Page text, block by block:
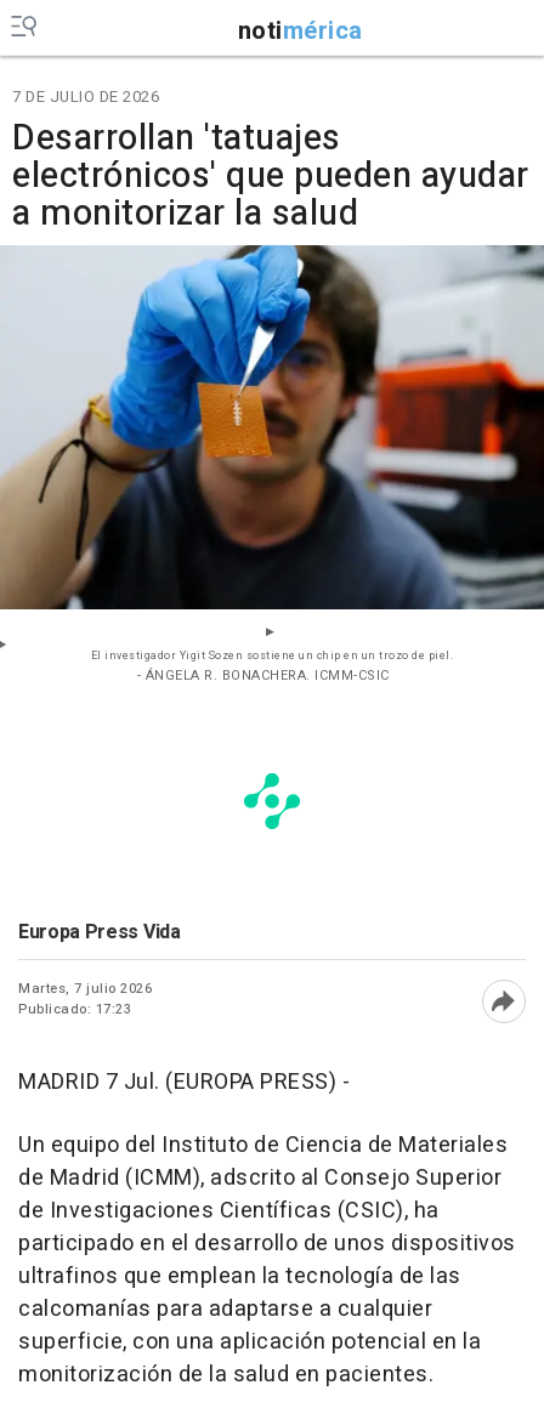
notimérica
7 DE JULIO DE 2026
Desarrollan 'tatuajes
electrónicos' que pueden ayudar
a monitorizar la salud
El investigador Yigit Sozen sostiene un chip en un trozo de piel.
- ÁNGELA R. BONACHERA. ICMM-CSIC
Europa Press Vida
Martes, 7 julio 2026
Publicado: 17:23
MADRID 7 Jul. (EUROPA PRESS) -
Un equipo del Instituto de Ciencia de Materiales
de Madrid (ICMM), adscrito al Consejo Superior
de Investigaciones Científicas (CSIC), ha
participado en el desarrollo de unos dispositivos
ultrafinos que emplean la tecnología de las
calcomanías para adaptarse a cualquier
superficie, con una aplicación potencial en la
monitorización de la salud en pacientes.